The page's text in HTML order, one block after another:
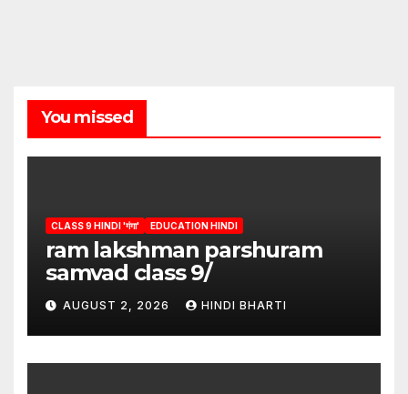
You missed
CLASS 9 HINDI 'गंगा' EDUCATION HINDI
ram lakshman parshuram
samvad class 9/
AUGUST 2, 2026 HINDI BHARTI